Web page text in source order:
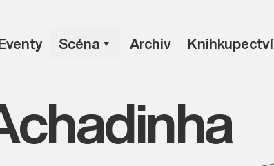
Scéna Archiv Knihkupectví